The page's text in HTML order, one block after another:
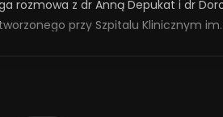
rozmowa z dr Anną Depukat i dr
przy Szpitalu Klinicznym